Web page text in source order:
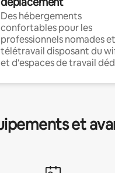
Des hébergements
confortables pour les
professionnels nomades
télétravail disposant du
et d'espaces de travail
et